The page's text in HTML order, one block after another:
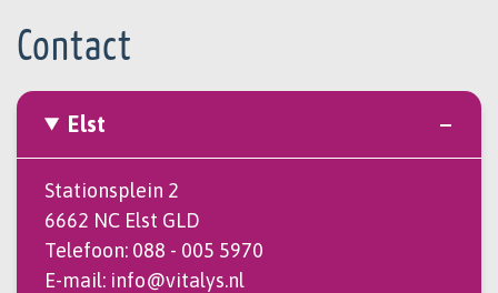
Contact
Elst
Stationsplein 2
6662 NC Elst GLD
Telefoon: 088 - 005 5970
E-mail: info@vitalys.nl